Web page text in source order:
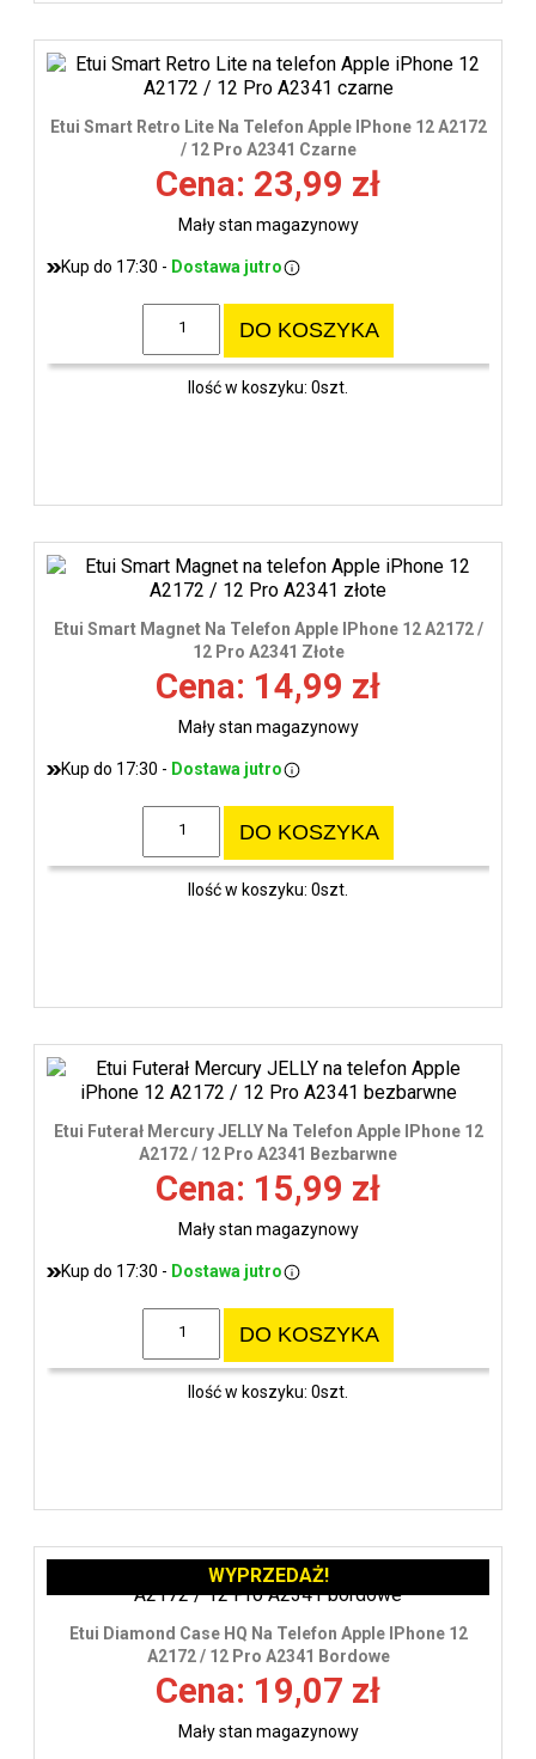
Etui Smart Retro Lite Na Telefon Apple IPhone 12 A2172
/ 12 Pro A2341 Czarne
Cena: 23,99 zł
Mały stan magazynowy
Kup do 17:30 - Dostawa jutro
DO KOSZYKA
Ilość w koszyku: 0szt.
Etui Smart Magnet Na Telefon Apple IPhone 12 A2172 /
12 Pro A2341 Złote
Cena: 14,99 zł
Mały stan magazynowy
Kup do 17:30 - Dostawa jutro
DO KOSZYKA
Ilość w koszyku: 0szt.
Etui Futerał Mercury JELLY Na Telefon Apple IPhone 12
A2172 / 12 Pro A2341 Bezbarwne
Cena: 15,99 zł
Mały stan magazynowy
Kup do 17:30 - Dostawa jutro
DO KOSZYKA
Ilość w koszyku: 0szt.
Etui Diamond Case HQ Na Telefon Apple IPhone 12
A2172 / 12 Pro A2341 Bordowe
Cena: 19,07 zł
Mały stan magazynowy
WYPRZEDAŻ!